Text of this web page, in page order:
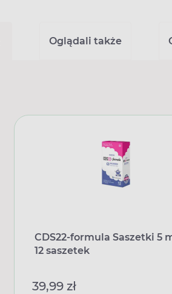
Oglądali także
CDS22-formula Saszetki 5
12 saszetek
39,99 zł